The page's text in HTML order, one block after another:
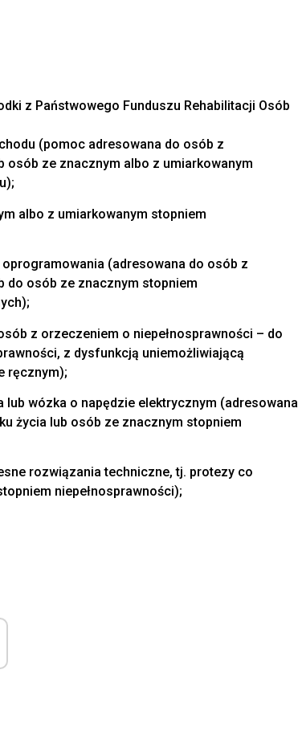
z Państwowego Funduszu Rehabilitacji Osób
(pomoc adresowana do osób z
osób ze znacznym albo z umiarkowanym
albo z umiarkowanym stopniem
(adresowana do osób z
do osób ze znacznym stopniem
z orzeczeniem o niepełnosprawności – do
z dysfunkcją uniemożliwiającą
ręcznym);
wózka o napędzie elektrycznym (adresowana
życia lub osób ze znacznym stopniem
rozwiązania techniczne, tj. protezy co
niepełnosprawności);